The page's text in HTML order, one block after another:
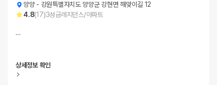
양양- 강원특별자치도 양양군 강현면 해맞이길 12
4.8(17)3성급레지던스/아파트
…
상세정보 확인